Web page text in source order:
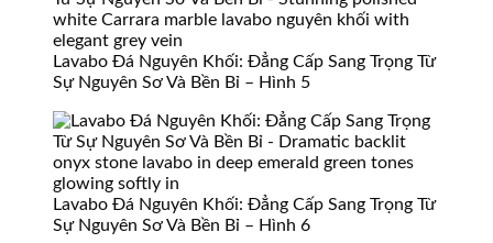
Lavabo Đá Nguyên Khối: Đẳng Cấp Sang Trọng Từ
Sự Nguyên Sơ Và Bền Bỉ – Hình 5
Lavabo Đá Nguyên Khối: Đẳng Cấp Sang Trọng Từ
Sự Nguyên Sơ Và Bền Bỉ – Hình 6